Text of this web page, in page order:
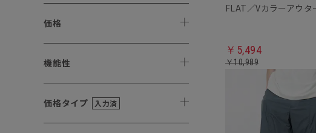
価格
機能性
価格タイプ 入力済
FLAT／Vカラーアウタ
￥5,494
￥10,989